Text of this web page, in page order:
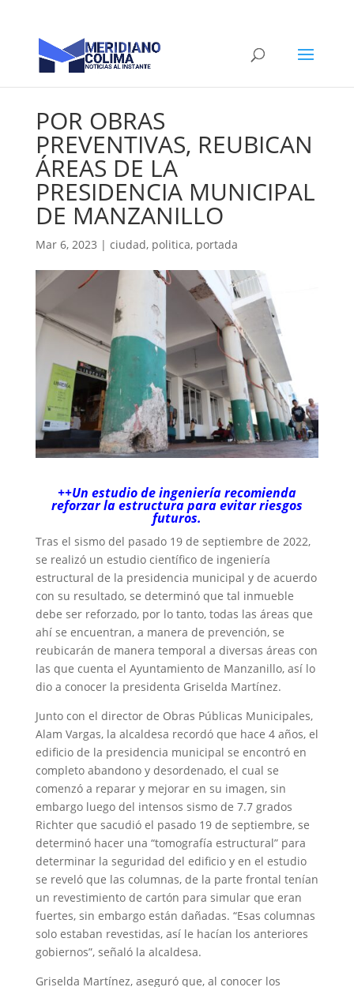
POR OBRAS
PREVENTIVAS, REUBICAN
ÁREAS DE LA
PRESIDENCIA MUNICIPAL
DE MANZANILLO
Mar 6, 2023 | ciudad, politica, portada
++Un estudio de ingeniería recomienda
reforzar la estructura para evitar riesgos
futuros.
Tras el sismo del pasado 19 de septiembre de 2022,
se realizó un estudio científico de ingeniería
estructural de la presidencia municipal y de acuerdo
con su resultado, se determinó que tal inmueble
debe ser reforzado, por lo tanto, todas las áreas que
ahí se encuentran, a manera de prevención, se
reubicarán de manera temporal a diversas áreas con
las que cuenta el Ayuntamiento de Manzanillo, así lo
dio a conocer la presidenta Griselda Martínez.
Junto con el director de Obras Públicas Municipales,
Alam Vargas, la alcaldesa recordó que hace 4 años, el
edificio de la presidencia municipal se encontró en
completo abandono y desordenado, el cual se
comenzó a reparar y mejorar en su imagen, sin
embargo luego del intensos sismo de 7.7 grados
Richter que sacudió el pasado 19 de septiembre, se
determinó hacer una “tomografía estructural” para
determinar la seguridad del edificio y en el estudio
se reveló que las columnas, de la parte frontal tenían
un revestimiento de cartón para simular que eran
fuertes, sin embargo están dañadas. “Esas columnas
solo estaban revestidas, así le hacían los anteriores
gobiernos”, señaló la alcaldesa.
Griselda Martínez, aseguró que, al conocer los